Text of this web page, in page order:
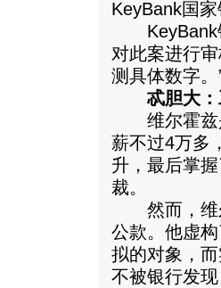
KeyBank国家
KeyBank银
对此案进行
测具体数字。
忒胆大
维尔霍兹是
薪不过4万多
升，最后掌
裁。
然而，维尔
公款。他虚
拟的对象，
不被银行发